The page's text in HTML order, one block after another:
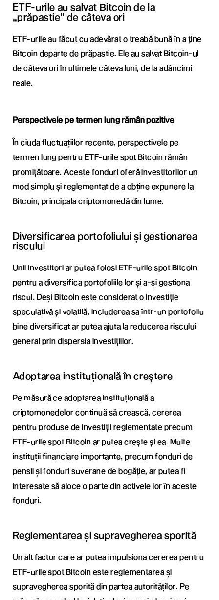
ETF-urile au salvat Bitcoin de la
„prăpastie” de câteva ori
ETF-urile au făcut cu adevărat o treabă bună în a ține
Bitcoin departe de prăpastie. Ele au salvat Bitcoin-ul
de câteva ori în ultimele câteva luni, de la adâncimi
reale.
Perspectivele pe termen lung rămân pozitive
În ciuda fluctuațiilor recente, perspectivele pe
termen lung pentru ETF-urile spot Bitcoin rămân
promițătoare. Aceste fonduri oferă investitorilor un
mod simplu și reglementat de a obține expunere la
Bitcoin, principala criptomonedă din lume.
Diversificarea portofoliului și gestionarea
riscului
Unii investitori ar putea folosi ETF-urile spot Bitcoin
pentru a diversifica portofoliile lor și a-și gestiona
riscul. Deși Bitcoin este considerat o investiție
speculativă și volatilă, includerea sa într-un portofoliu
bine diversificat ar putea ajuta la reducerea riscului
general prin dispersia investițiilor.
Adoptarea instituțională în creștere
Pe măsură ce adoptarea instituțională a
criptomonedelor continuă să crească, cererea
pentru produse de investiții reglementate precum
ETF-urile spot Bitcoin ar putea crește și ea. Multe
instituții financiare importante, precum fonduri de
pensii și fonduri suverane de bogăție, ar putea fi
interesate să aloce o parte din activele lor în aceste
fonduri.
Reglementarea și supravegherea sporită
Un alt factor care ar putea impulsiona cererea pentru
ETF-urile spot Bitcoin este reglementarea și
supravegherea sporită din partea autorităților. Pe